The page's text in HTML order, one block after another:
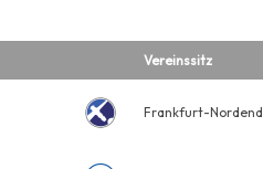
Vereinssitz
Frankfurt-Nordend